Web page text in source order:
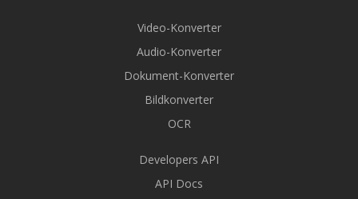
Video-Konverter
Audio-Konverter
Dokument-Konverter
Bildkonverter
OCR
Developers API
API Docs